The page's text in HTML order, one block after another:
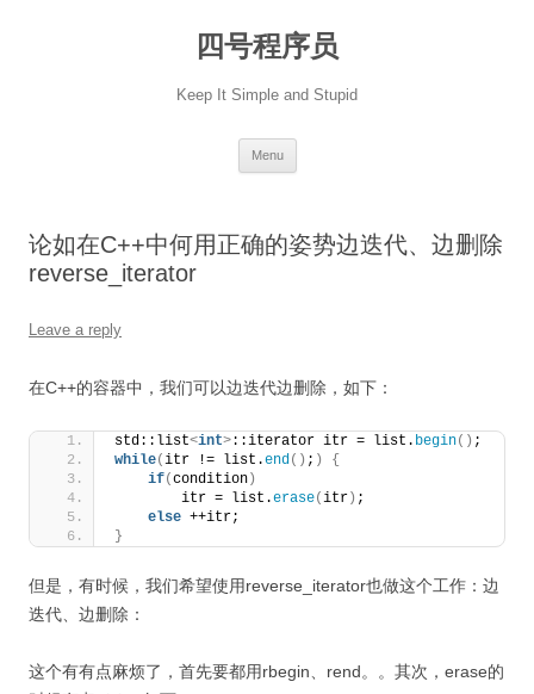
四号程序员
Keep It Simple and Stupid
Menu
论如在C++中何用正确的姿势边迭代、边删除
reverse_iterator
Leave a reply
在C++的容器中，我们可以边迭代边删除，如下：
std::list<int>::iterator itr = list. begin() ;
while(itr != list.end() ; )
{
if(condition )
        itr = list.
erase(itr ) ;
else ++itr;
}
但是，有时候，我们希望使用reverse_iterator也做这个工作：边
迭代、边删除：
这个有有点麻烦了，首先要都用rbegin、rend。。其次，erase的